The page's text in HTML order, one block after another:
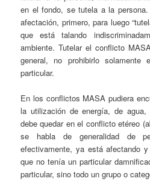
en el fondo, se tutela a la
afectación, primero, para luego
que está talando
ambiente. Tutelar el conflicto
general, no prohibirlo
particular.
En los conflictos MASA pudiera
la utilización de energía, de
debe quedar en el conflicto etéreo
se habla de generalidad de
efectivamente, ya está afectando
que no tenía un particular
particular, sino todo un grupo o